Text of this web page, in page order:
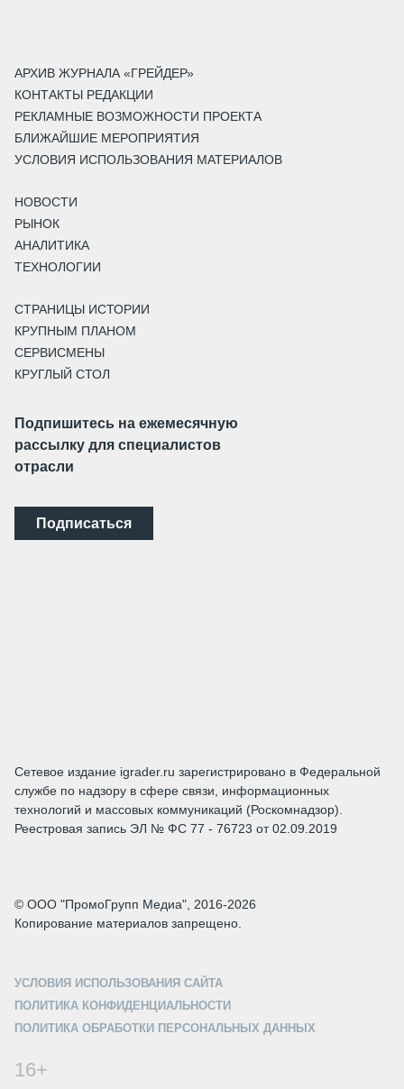
АРХИВ ЖУРНАЛА «ГРЕЙДЕР»
КОНТАКТЫ РЕДАКЦИИ
РЕКЛАМНЫЕ ВОЗМОЖНОСТИ ПРОЕКТА
БЛИЖАЙШИЕ МЕРОПРИЯТИЯ
УСЛОВИЯ ИСПОЛЬЗОВАНИЯ МАТЕРИАЛОВ
НОВОСТИ
РЫНОК
АНАЛИТИКА
ТЕХНОЛОГИИ
СТРАНИЦЫ ИСТОРИИ
КРУПНЫМ ПЛАНОМ
СЕРВИСМЕНЫ
КРУГЛЫЙ СТОЛ
Подпишитесь на ежемесячную
рассылку для специалистов
отрасли
Подписаться
Сетевое издание igrader.ru зарегистрировано в Федеральной
службе по надзору в сфере связи, информационных
технологий и массовых коммуникаций (Роскомнадзор).
Реестровая запись ЭЛ № ФС 77 - 76723 от 02.09.2019
© ООО "ПромоГрупп Медиа", 2016-2026
Копирование материалов запрещено.
УСЛОВИЯ ИСПОЛЬЗОВАНИЯ САЙТА
ПОЛИТИКА КОНФИДЕНЦИАЛЬНОСТИ
ПОЛИТИКА ОБРАБОТКИ ПЕРСОНАЛЬНЫХ ДАННЫХ
16+